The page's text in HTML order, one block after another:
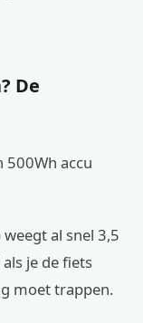
De
500Wh accu
al snel 3,5
je de fiets
moet trappen.